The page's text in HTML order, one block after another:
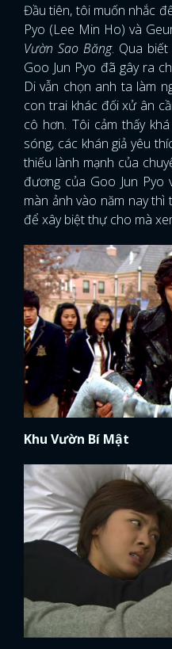
Đầu tiên, tôi muốn nhắc
Pyo (Lee Min Ho) và
Vườn Sao Băng. Qua
Goo Jun Pyo đã gây ra
Di vẫn chọn anh ta làm
con trai khác đối xử ân
cô hơn. Tôi cảm thấy
sóng, các khán giả yêu
thiếu lành mạnh của
đương của Goo Jun Pyo
màn ảnh vào năm nay thì
để xây biệt thự cho mà
Khu Vườn Bí Mật